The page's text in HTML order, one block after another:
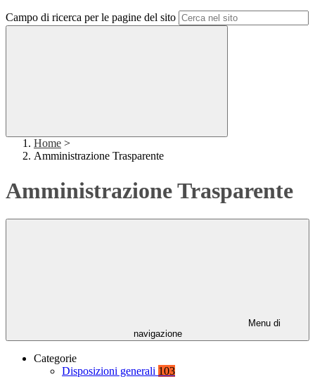
Campo di ricerca per le pagine del sito
Home >
Amministrazione Trasparente
Amministrazione Trasparente
Menu di
navigazione
Categorie
Disposizioni generali 103